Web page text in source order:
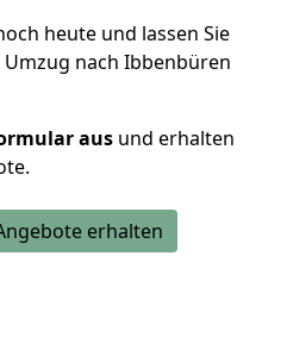
heute und lassen Sie
nach Ibbenbüren
aus und erhalten
erhalten